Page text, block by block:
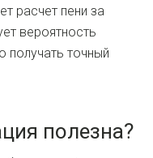
расчет пени за
вероятность
получать точный
полезна?